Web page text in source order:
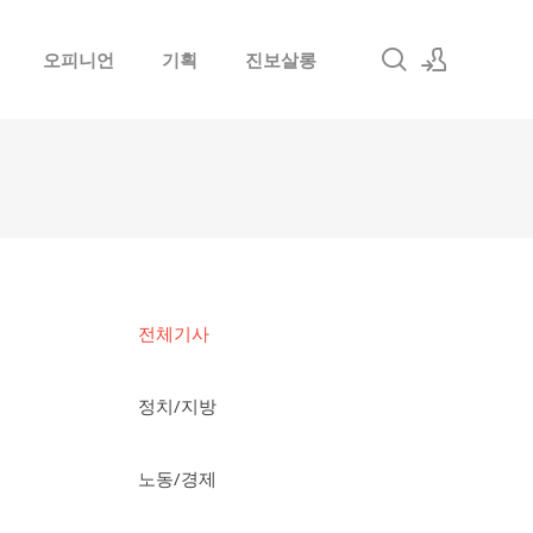
오피니언 기획 진보살롱
전체기사
정치/지방
노동/경제